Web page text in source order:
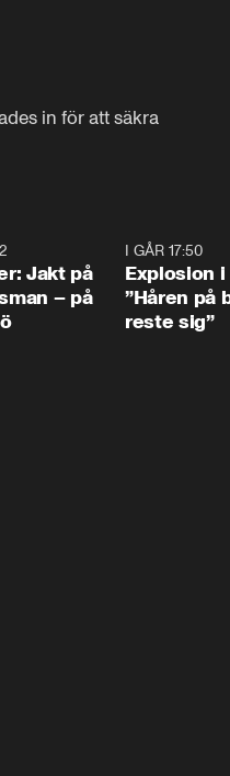
in för att säkra
Jakt på
– på
I GÅR 17:50
Explosion i
”Håren på
reste sig”